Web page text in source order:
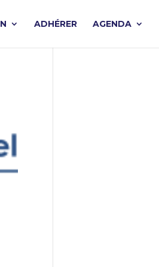
ADHÉRER AGENDA